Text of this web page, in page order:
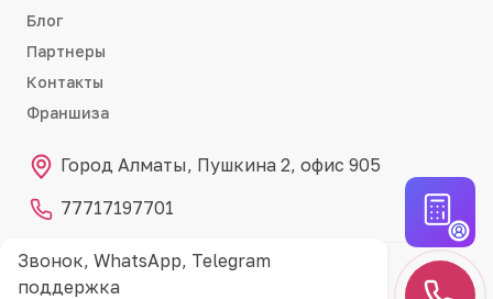
Звонок, WhatsApp, Telegram
поддержка
Блог
Партнеры
Контакты
Франшиза
Город Алматы, Пушкина 2, офис 905
77717197701